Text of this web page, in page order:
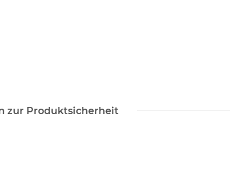
zur Produktsicherheit